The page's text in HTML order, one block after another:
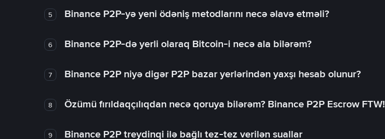
5 Binance P2P-yə yeni ödəniş metodlarını necə əlavə etməli?
6 Binance P2P-də yerli olaraq Bitcoin-i necə ala bilərəm?
7 Binance P2P niyə digər P2P bazar yerlərindən yaxşı hesab olunur?
8 Özümü fırıldaqçılıqdan necə qoruya bilərəm? Binance P2P Escrow FTW!
9 Binance P2P treydinqi ilə bağlı tez-tez verilən suallar